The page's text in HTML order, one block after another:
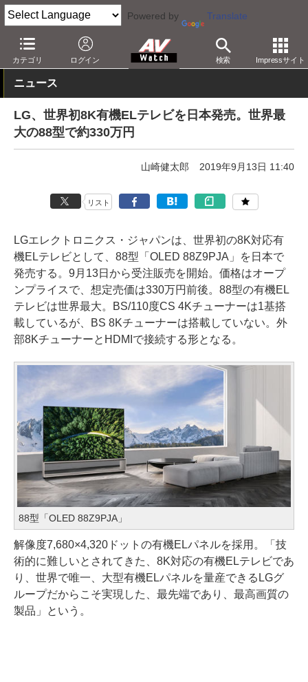
Powered by Translate
カテゴリ ログイン 検索 Impressサイト
AV Watch 製品 テレビ LG
ニュース
LG、世界初8K有機ELテレビを日本発売。世界最
大の88型で約330万円
山崎健太郎 2019年9月13日 11:40
リスト
LGエレクトロニクス・ジャパンは、世界初の8K対応有
機ELテレビとして、88型「OLED 88Z9PJA」を日本で
発売する。9月13日から受注販売を開始。価格はオープ
ンプライスで、想定売価は330万円前後。88型の有機EL
テレビは世界最大。BS/110度CS 4Kチューナーは1基搭
載しているが、BS 8Kチューナーは搭載していない。外
部8KチューナーとHDMIで接続する形となる。
88型「OLED 88Z9PJA」
解像度7,680×4,320ドットの有機ELパネルを採用。「技
術的に難しいとされてきた、8K対応の有機ELテレビであ
り、世界で唯一、大型有機ELパネルを量産できるLGグ
ループだからこそ実現した、最先端であり、最高画質の
製品」という。